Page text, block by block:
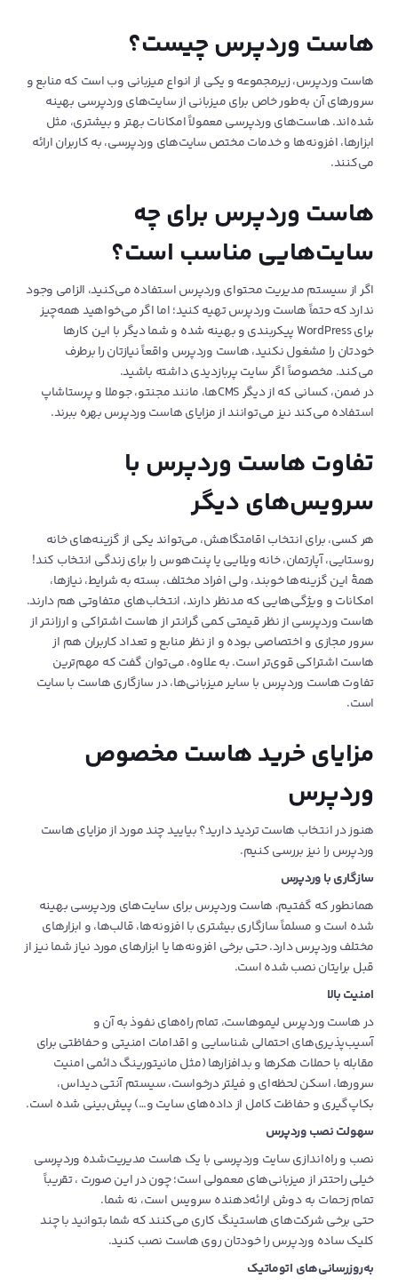
قرار گرفته و سرورهای هاست وردپرس ایران، در دیتاسنترهای شاتل و
پارس آنلاین واقع شده‌اند.
اگر تمام مشتری‌های شما در ایران هستند و هزینه کمتری می‌خواهید
بپردازید، هاست وردپرس ایران انتخاب خوبی است؛ اما اگر کیفیت و
به‌روز بودن سرورها برایتان در اولویت است، خرید هاست وردپرس خارج
می‌تواند تصمیم بهتری باشد. در هر دو صورت، شما یک هاست وردپرس
هاست پرسرعت وردپرس و تجربه‌ کاربری
چرا می‌گوییم که خرید یک هاست وردپرس خوب، به تجربه کاربری بهتر
کمک می‌کند؟ چون این سرویس روی سرعت سایت و عملکرد بهتر آن
تاثیرگذار است؛ اگر وبسایت‌تان امن باشد و سریع و بدون مشکل
بارگذاری شود، کاربران می‌توانند به‌راحتی با آن ارتباط برقرار کنند؛ تا
اینجای کار، تجربۀ کاربری خوبی برایشان رقم خورده است. پس با خرید یک
هاست وردپرس پرسرعت که از وب‌سرور بهینۀ لایت اسپید استفاده
می‌کند و دارای سیستم کشینگ پیشرفته است، این لطف را در حق
حفاظت در برابر بدافزارها
داده شده است تا اگر احیاناً سایت‌تان هدف حملات دیداس قرار گرفت،
بتواند به‌راحتی آن را دفع کند. البته غیر از این مورد، سرورها بی‌وقفه
رصد می‌شوند و هر حرکت مشکوکی زیر نظر است. از سیستم CXS نیز
برای جلوگیری از رخنه‌های امنیتی و نفوذ بدافزارها استفاده می‌شود تا
ضریب امنیت هاست در بالاترین سطح قرار بگیرد.
هاست وردپرس برای چه کسانی مناسب
اگر سایتی تازه راه‌اندازی شده است و حجم فایلی که باید آپلود شود زیاد
نیست، یا ترافیک روزانه آن هنوز کم است، نیازی نیست که از هاست
وردپرس استفاده کند و با هاست لینوکس کارش راه میفتد. از سوی
دیگر، اگر دسترسی روت (Root Access) یا تغییرات اساسی در کانفیگ
سرور را نیاز دارید، هاست وردپرس برای شما گزینه‌ای محدودکننده
است و بهتر است به سراغ سرور اختصاصی بروید.
انتقال آسان سایت شما به هاست
وردپرس
و همچنین، انتقال سایت‌تان از یک هاستینگ دیگر به وردپرس،
به‌صورت رایگان انجام می‌شود. اگر قصد خرید هاست وردپرس
لیموهاست را دارید و این موضوع (یعنی انتقال سایت) نگرانتان کرده
است، حتماً به پشتیبانی پیام دهید تا راهنمایی‌تان کنیم.
هاست وردپرس چیست؟
هاست وردپرس، زیرمجموعه و یکی از انواع میزبانی وب است که منابع و
سرورهای آن به‌طور خاص برای میزبانی از سایت‌های وردپرسی بهینه
شده‌اند. هاست‌های وردپرسی معمولاً امکانات بهتر و بیشتری، مثل
ابزارها، افزونه‌ها و خدمات مختص سایت‌های وردپرسی، به کاربران ارائه
می‌کنند.
هاست وردپرس برای چه
سایت‌هایی مناسب است؟
اگر از سیستم مدیریت محتوای وردپرس استفاده می‌کنید، الزامی وجود
ندارد که حتماً هاست وردپرس تهیه کنید؛ اما اگر می‌خواهید همه‌چیز
برای WordPress پیکربندی و بهینه شده و شما دیگر با این کارها
خودتان را مشغول نکنید، هاست وردپرس واقعاً نیازتان را برطرف
می‌کند. مخصوصاً اگر سایت پربازدیدی داشته باشید.
در ضمن، کسانی که از دیگر CMSها، مانند مجنتو، جوملا و پرستاشاپ
استفاده می‌کند نیز می‌توانند از مزایای هاست وردپرس بهره ببرند.
تفاوت هاست وردپرس با
سرویس‌های دیگر
هر کسی، برای انتخاب اقامتگاهش، می‌تواند یکی از گزینه‌های خانه
روستایی، آپارتمان، خانه ویلایی یا پنت‌هوس را برای زندگی انتخاب کند!
همۀ این‌ گزینه‌ها خوبند، ولی افراد مختلف، بسته به شرایط، نیازها،
امکانات و ویژگی‌هایی که مدنظر دارند، انتخاب‌های متفاوتی هم دارند.
هاست وردپرسی از نظر قیمتی کمی گرانتر از هاست اشتراکی و ارزانتر از
سرور مجازی و اختصاصی بوده و از نظر منابع و تعداد کاربران هم از
هاست اشتراکی قوی‌تر است. به علاوه، می‌توان گفت که مهم‌ترین
تفاوت هاست وردپرس با سایر میزبانی‌ها، در سازگاری هاست با سایت
است.
مزایای خرید هاست مخصوص
وردپرس
هنوز در انتخاب هاست تردید دارید؟ بیایید چند مورد از مزایای هاست
وردپرس را نیز بررسی کنیم.
سازگاری با وردپرس
همانطور که گفتیم، هاست‌ وردپرس برای سایت‌های وردپرسی بهینه
شده‌ است و مسلماً سازگاری بیشتری با افزونه‌ها، قالب‌ها، و ابزارهای
مختلف وردپرس دارد. حتی برخی افزونه‌ها یا ابزارهای مورد نیاز شما نیز از
قبل برایتان نصب شده است.
امنیت بالا
در هاست وردپرس لیموهاست، تمام راه‌های نفوذ به آن و
آسیب‌پذیری‌های احتمالی شناسایی و اقدامات امنیتی و حفاظتی برای
مقابله با حملات هکرها و بدافزارها (مثل مانیتورینگ دائمی امنیت
سرورها، اسکن لحظه‌ای و فیلتر درخواست، سیستم آنتی دیداس،
بکاپ‌گیری و حفاظت کامل از داده‌های سایت و…) پیش‌بینی شده است.
سهولت نصب وردپرس
نصب و راه‌اندازی سایت وردپرسی با یک هاست مدیریت‌شده وردپرسی
خیلی راحتتر از میزبانی‌های معمولی است؛ چون در این صورت ، تقریباً
تمام زحمات به دوش ارائه‌دهنده سرویس است، نه شما.
حتی برخی شرکت‌های هاستینگ کاری می‌کنند که شما بتوانید با چند
کلیک ساده وردپرس را خودتان روی هاست نصب کنید.
به‌روزرسانی‌های اتوماتیک